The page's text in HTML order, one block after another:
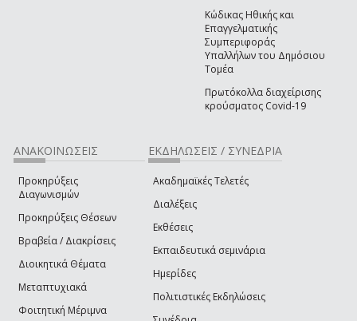
Κώδικας Ηθικής και
Επαγγελματικής
Συμπεριφοράς
Υπαλλήλων του Δημόσιου
Τομέα
Πρωτόκολλα διαχείρισης
κρούσματος Covid-19
ΑΝΑΚΟΙΝΩΣΕΙΣ
Προκηρύξεις
Διαγωνισμών
Προκηρύξεις Θέσεων
Βραβεία / Διακρίσεις
Διοικητικά Θέματα
Μεταπτυχιακά
Φοιτητική Μέριμνα
ΕΚΔΗΛΩΣΕΙΣ / ΣΥΝΕΔΡΙΑ
Ακαδημαϊκές Τελετές
Διαλέξεις
Εκθέσεις
Εκπαιδευτικά σεμινάρια
Ημερίδες
Πολιτιστικές Εκδηλώσεις